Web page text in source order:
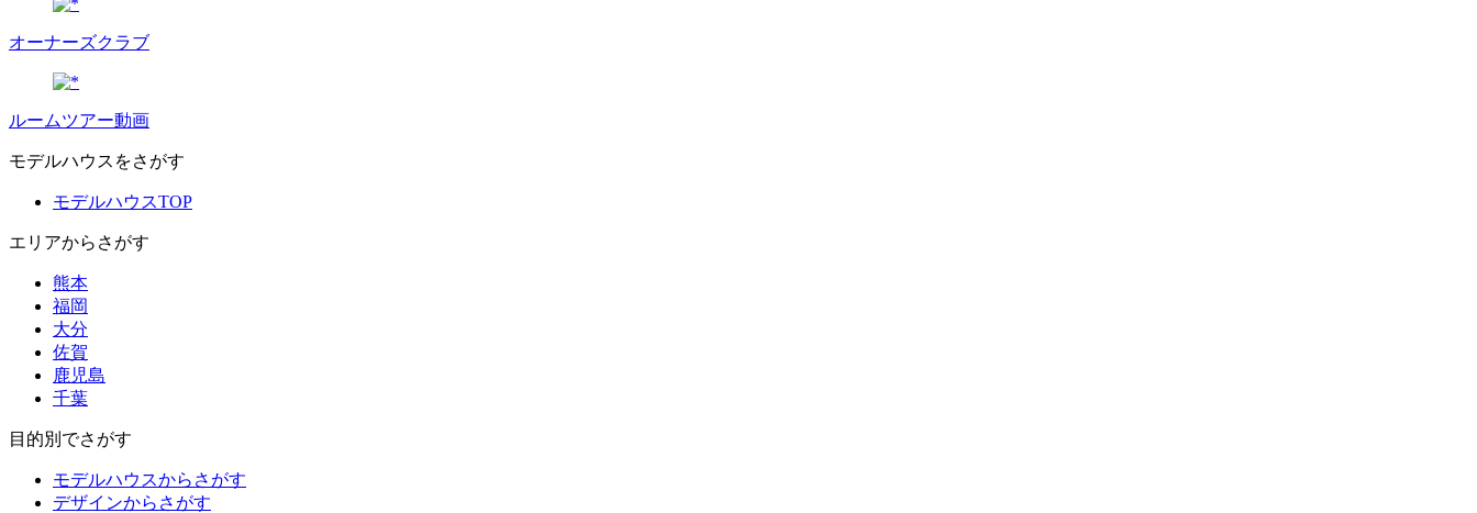
オーナーズクラブ
ルームツアー動画
モデルハウスをさがす
モデルハウスTOP
エリアからさがす
熊本
福岡
大分
佐賀
鹿児島
千葉
目的別でさがす
モデルハウスからさがす
デザインからさがす